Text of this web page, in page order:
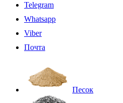
Telegram
Whatsapp
Viber
Почта
Песок